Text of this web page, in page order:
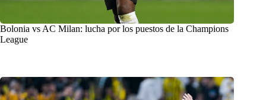
Bolonia vs AC Milan: lucha por los puestos de la Champions
League